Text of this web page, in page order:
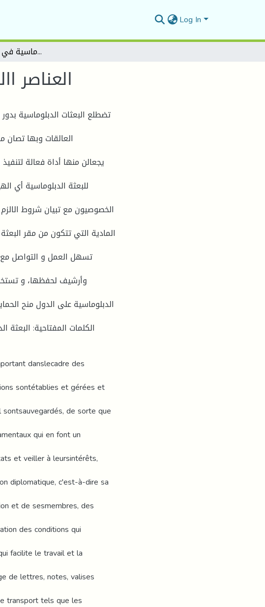
Log In
العناصر االمكونة للبعثة الدبلوماسية في العلاقات الدولية
العناصر
تضطلع البعثات الدبلوماسية
العالقات وبها تصان
يجعالن منها أداة فعالة
للبعثة الدبلوماسية أي
الخصوصيون مع تبيان شروط
المادية التي تتكون من مقر
تسهل العمل و التواصل مع
وأرشيف لحفظها، و
الدبلوماسية على الدول منح
الكلمات المفتاحية: البعثة
danslecadre des
sontétablies et gérées et
de sorte que
qui en font un
et veiller à leursintérêts,
diplomatique, c'est-à-dire sa
et de sesmembres, des
des conditions qui
facilite le travail et la
de lettres, notes, valises
transport tels que les